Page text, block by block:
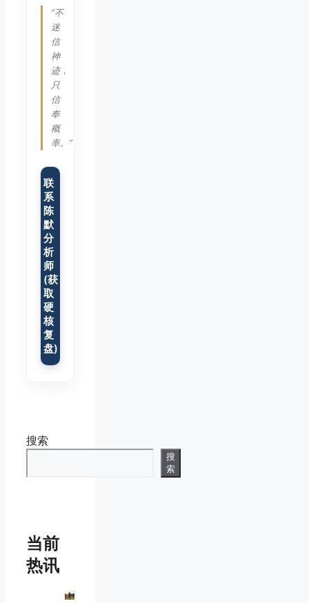
“不
迷
信
神
迹，
只
信
奉
概
率。”
联
系
陈
默
分
析
师
(获
取
硬
核
复
盘)
搜索
搜
索
当前
热讯